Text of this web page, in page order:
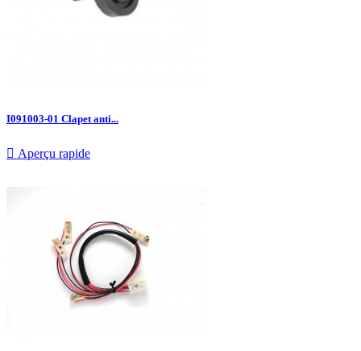
I091003-01 Clapet anti...
 Aperçu rapide